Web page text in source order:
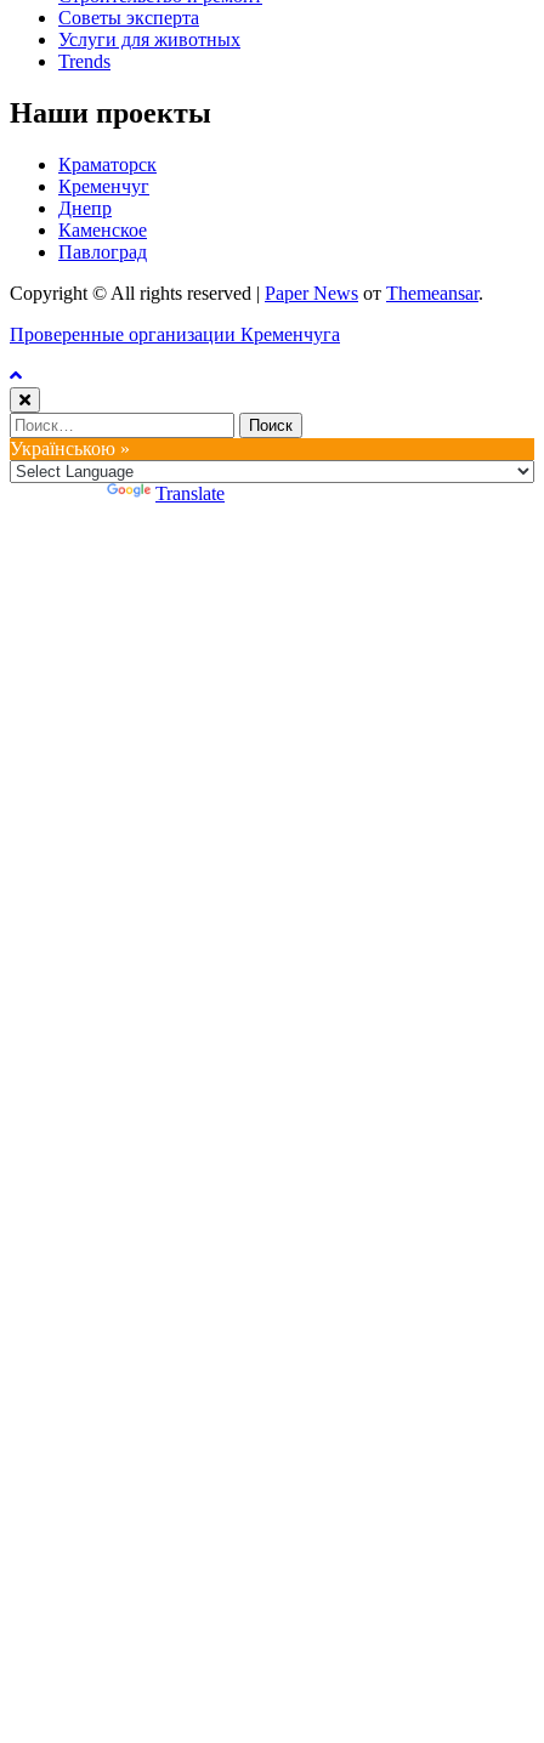
Советы эксперта
Услуги для животных
Trends
Наши проекты
Краматорск
Кременчуг
Днепр
Каменское
Павлоград
Copyright © All rights reserved | Paper News от Themeansar.
Проверенные организации Кременчуга
Найти:
Українською »
Translate